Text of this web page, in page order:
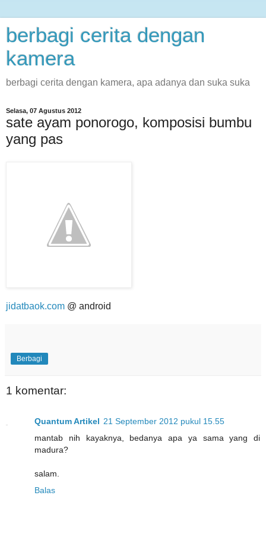
berbagi cerita dengan
kamera
berbagi cerita dengan kamera, apa adanya dan suka suka
Selasa, 07 Agustus 2012
sate ayam ponorogo, komposisi bumbu
yang pas
jidatbaok.com @ android
Berbagi
1 komentar:
Quantum Artikel 21 September 2012 pukul 15.55
mantab nih kayaknya, bedanya apa ya sama yang di
madura?
salam.
Balas